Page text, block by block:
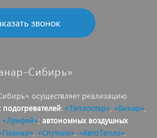
звонок
Сибирь»
осуществляет реализацию
: «Теплостар» «Бинар»
«Лунфей»; автономных воздушных
«Спутник» «АвтоТепло»